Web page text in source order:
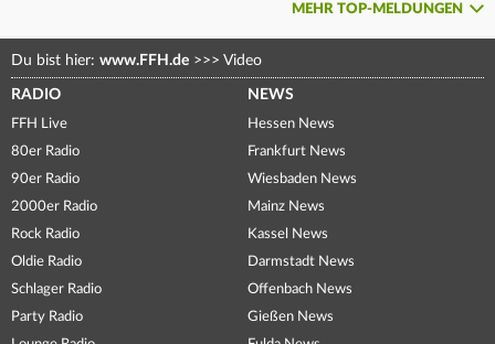
MEHR TOP-MELDUNGEN
Du bist hier: www.FFH.de >>> Video
RADIO
FFH Live
80er Radio
90er Radio
2000er Radio
Rock Radio
Oldie Radio
Schlager Radio
Party Radio
NEWS
Hessen News
Frankfurt News
Wiesbaden News
Mainz News
Kassel News
Darmstadt News
Offenbach News
Gießen News